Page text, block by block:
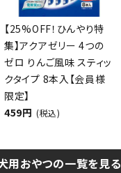
【25%OFF！ひんやり特
集】アクアゼリー 4つの
ゼロ りんご風味 スティッ
クタイプ 8本入【会員様
限定】
459円 (税込)
用おやつの一覧を見る